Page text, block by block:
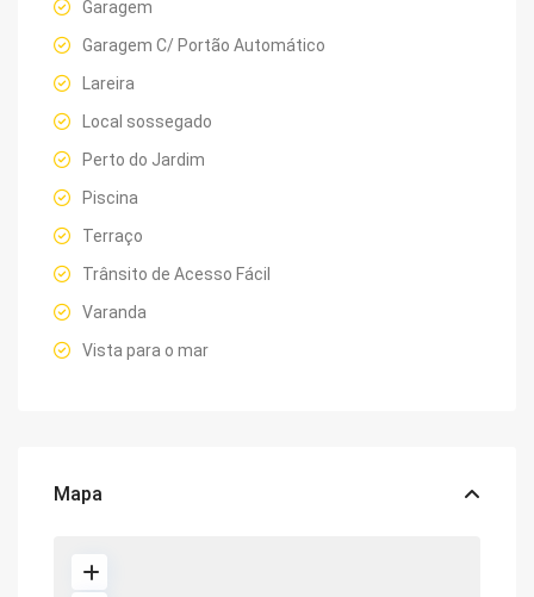
Garagem
Garagem C/ Portão Automático
Lareira
Local sossegado
Perto do Jardim
Piscina
Terraço
Trânsito de Acesso Fácil
Varanda
Vista para o mar
Mapa